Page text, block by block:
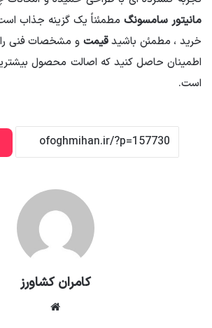
مانیتور سامسونگ مطمئناً یک گزینه جذاب
خرید ، مطمئن باشیدقیمت و مشخصات فنی را
اطمینان حاصل کنید که اصالت محصول
است.
کامران کشاورز